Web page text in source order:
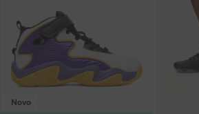
Novo